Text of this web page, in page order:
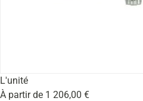
L'unité
À partir de 1 206,00 €